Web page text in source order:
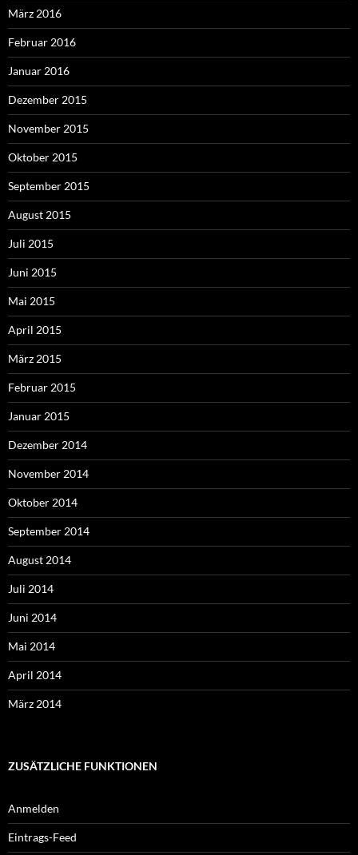
März 2016
Februar 2016
Januar 2016
Dezember 2015
November 2015
Oktober 2015
September 2015
August 2015
Juli 2015
Juni 2015
Mai 2015
April 2015
März 2015
Februar 2015
Januar 2015
Dezember 2014
November 2014
Oktober 2014
September 2014
August 2014
Juli 2014
Juni 2014
Mai 2014
April 2014
März 2014
ZUSÄTZLICHE FUNKTIONEN
Anmelden
Eintrags-Feed